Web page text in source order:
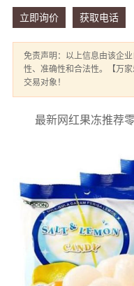
立即询价 获取电话
免责声明：以上信息由该企
性、准确性和合法性。【万
交易对象！
最新网红果冻推荐